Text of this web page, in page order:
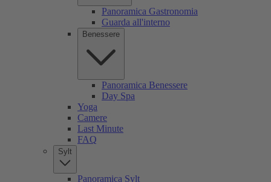
Panoramica Gastronomia
Guarda all'interno
Benessere
Panoramica Benessere
Day Spa
Yoga
Camere
Last Minute
FAQ
Sylt
Panoramica Sylt